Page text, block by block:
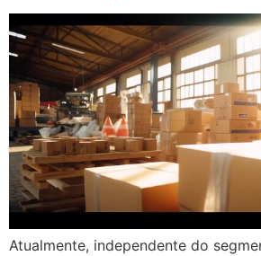
Atualmente, independente do